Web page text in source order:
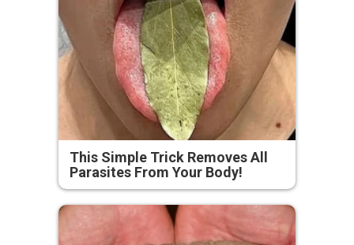
This Simple Trick Removes All
Parasites From Your Body!